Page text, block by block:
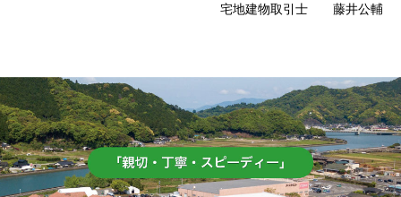
宅地建物取引士 藤井公輔